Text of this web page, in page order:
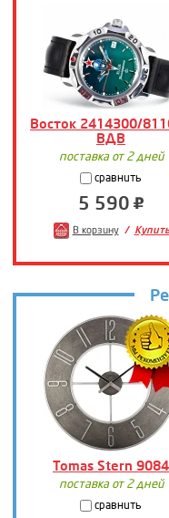
Восток 2414300/
ВДВ
поставка от 2 дней
сравнить
5 590
В корзину Купить
Tomas Stern 9084
поставка от 2 дней
сравнить